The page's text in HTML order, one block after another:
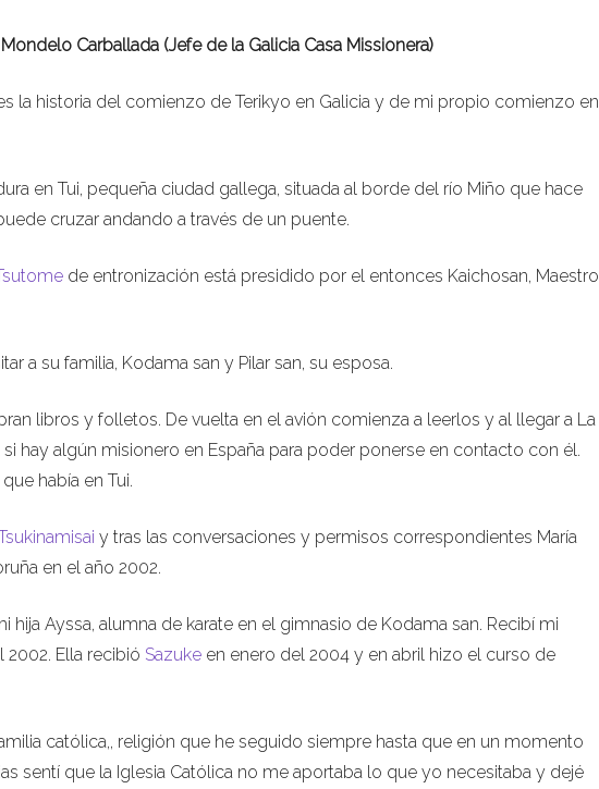
Carballada (Jefe de la Galicia Casa Missionera)
la historia del comienzo de Terikyo en Galicia y de mi propio comienzo en
en Tui, pequeña ciudad gallega, situada al borde del río Miño que hace
cruzar andando a través de un puente.
de entronización está presidido por el entonces Kaichosan, Maestro
a su familia, Kodama san y Pilar san, su esposa.
libros y folletos. De vuelta en el avión comienza a leerlos y al llegar a La
hay algún misionero en España para poder ponerse en contacto con él.
había en Tui.
y tras las conversaciones y permisos correspondientes María
en el año 2002.
hija Ayssa, alumna de karate en el gimnasio de Kodama san. Recibí mi
Ella recibió Sazuke en enero del 2004 y en abril hizo el curso de
católica,, religión que he seguido siempre hasta que en un momento
sentí que la Iglesia Católica no me aportaba lo que yo necesitaba y dejé